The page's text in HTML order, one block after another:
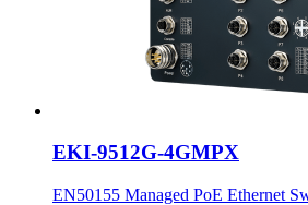
EKI-9512G-4GMPX
EN50155 Managed PoE Ethernet